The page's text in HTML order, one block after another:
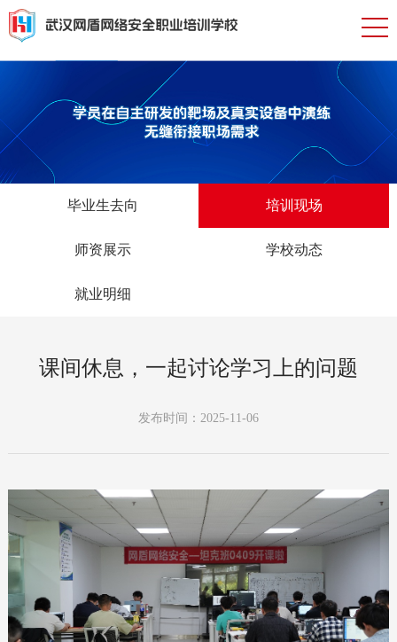
毕业生去向 培训现场
师资展示 学校动态
就业明细
课间休息，一起讨论学习上的问题
发布时间：2025-11-06